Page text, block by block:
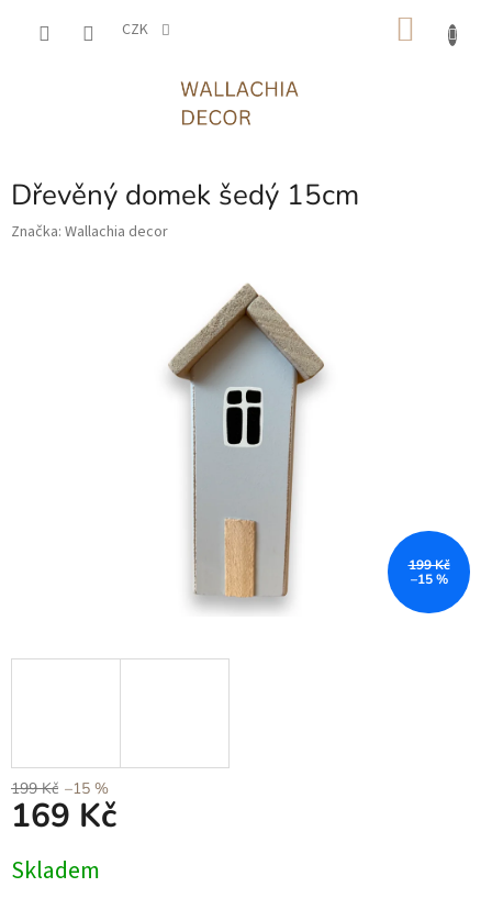
CZK
Dřevěný domek šedý 15cm
Značka: Wallachia decor
199 Kč
–15 %
199 Kč –15 %
169 Kč
cena:
Skladem